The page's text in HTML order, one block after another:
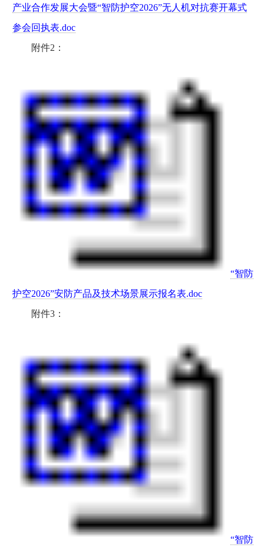
产业合作发展大会暨“智防护空2026”无人机对抗赛开幕式
参会回执表.doc
附件2：
“智防
护空2026”安防产品及技术场景展示报名表.doc
附件3：
“智防